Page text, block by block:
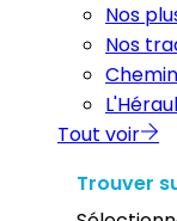
Nos
Nos
Tout voir
Trouver